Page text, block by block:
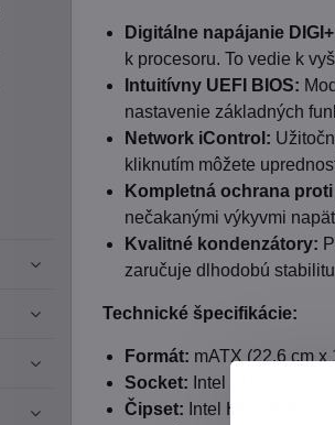
Digitálne napájanie
k procesoru. To vedie k
Intuitívny UEFI BIOS:
nastavenie základných
Network iControl:
kliknutím môžete
Kompletná ochrana
nečakanými výkyvmi
Kvalitné kondenzátory:
zaručuje dlhodobú
Technické špecifikácie:
Formát: mATX (22.6 cm x
Socket: Intel 1155
Čipset: Intel H61 (B3)